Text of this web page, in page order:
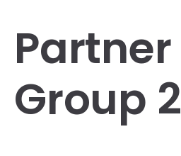
Partner
Group 2